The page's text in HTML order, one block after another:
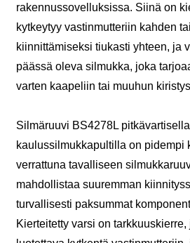
rakennussovelluksissa. Siinä on
kytkeytyy vastinmutteriin kahden
kiinnittämiseksi tiukasti yhteen, ja
päässä oleva silmukka, joka
varten kaapeliin tai muuhun
Silmäruuvi BS4278L pitkävartisella
kaulussilmukkapultilla on pidempi
verrattuna tavalliseen
mahdollistaa suuremman
turvallisesti paksummat
Kierteitetty varsi on